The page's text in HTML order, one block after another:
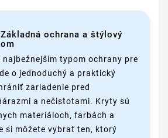
ochrana a štýlový
najbežnejším typom ochrany pre
o jednoduchý a praktický
zariadenie pred
a nečistotami. Kryty sú
materiáloch, farbách a
si môžete vybrať ten, ktorý